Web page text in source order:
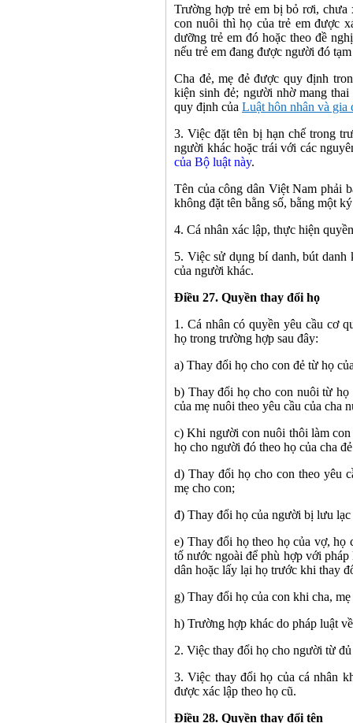
Trường hợp trẻ em bị bỏ rơi, chưa
con nuôi thì họ của trẻ em được
dưỡng trẻ em đó hoặc theo đề
nếu trẻ em đang được người đó
Cha đẻ, mẹ đẻ được quy định
kiện sinh đẻ; người nhờ mang
quy định của Luật hôn nhân và gia
3. Việc đặt tên bị hạn chế trong
người khác hoặc trái với các
của Bộ luật này.
Tên của công dân Việt Nam phải
không đặt tên bằng số, bằng một
4. Cá nhân xác lập, thực hiện
5. Việc sử dụng bí danh, bút
của người khác.
Điều 27. Quyền thay đổi họ
1. Cá nhân có quyền yêu cầu cơ
họ trong trường hợp sau đây:
a) Thay đổi họ cho con đẻ từ họ
b) Thay đổi họ cho con nuôi từ họ
của mẹ nuôi theo yêu cầu của cha
c) Khi người con nuôi thôi làm
họ cho người đó theo họ của cha
d) Thay đổi họ cho con theo yêu
mẹ cho con;
đ) Thay đổi họ của người bị lưu
e) Thay đổi họ theo họ của vợ, họ
tố nước ngoài để phù hợp với
dân hoặc lấy lại họ trước khi thay
g) Thay đổi họ của con khi cha,
h) Trường hợp khác do pháp luật
2. Việc thay đổi họ cho người từ
3. Việc thay đổi họ của cá nhân
được xác lập theo họ cũ.
Điều 28. Quyền thay đổi tên